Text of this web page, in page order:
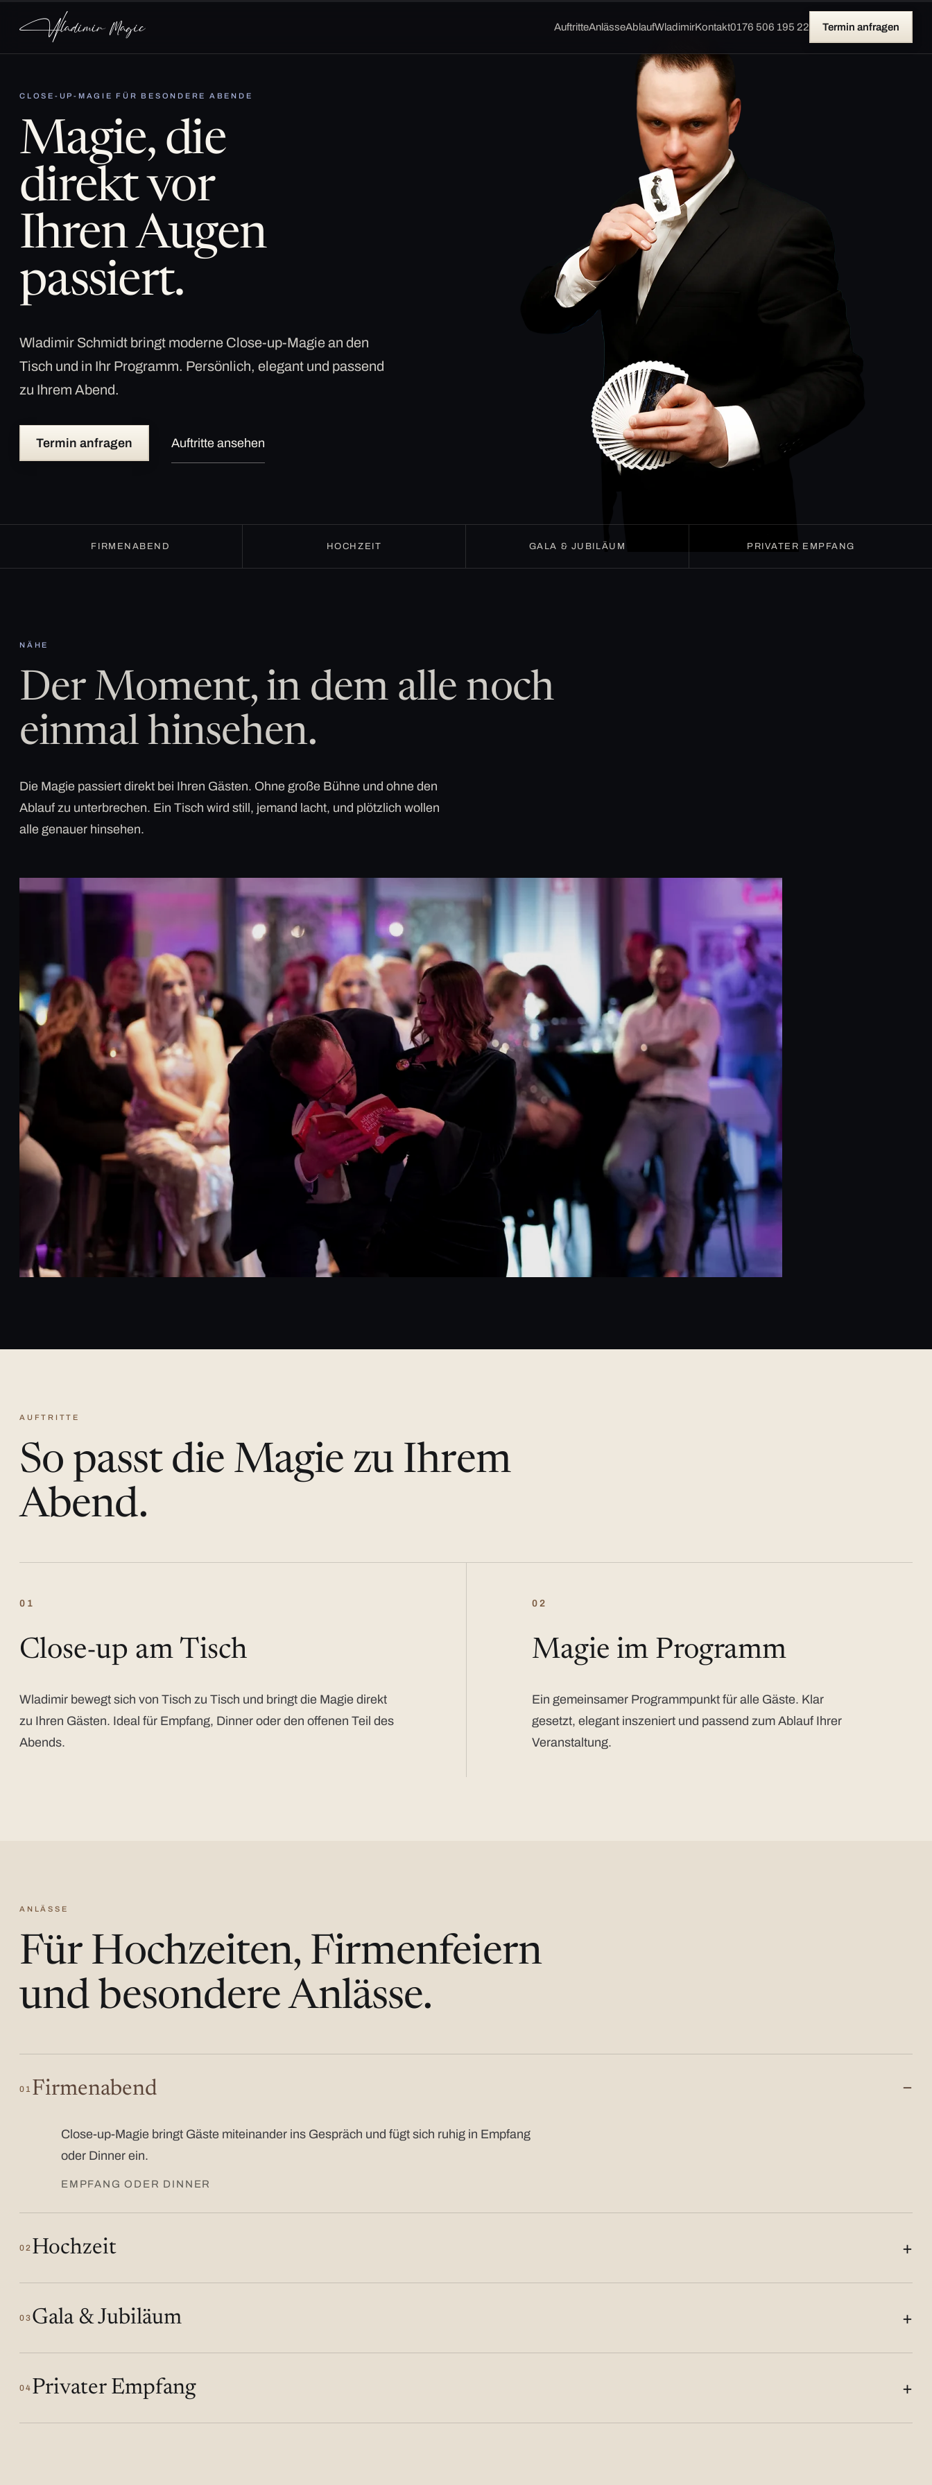
AuftritteAnlässeAblaufWladimirKontakt0176 506 195 22 Termin anfragen
CLOSE-UP-MAGIE FÜR BESONDERE ABENDE
Magie, die
direkt vor
Ihren Augen
passiert.
Wladimir Schmidt bringt moderne Close-up-Magie an den
Tisch und in Ihr Programm. Persönlich, elegant und passend
zu Ihrem Abend.
Termin anfragen Auftritte ansehen
FIRMENABEND HOCHZEIT GALA & JUBILÄUM PRIVATER EMPFANG
NÄHE
Der Moment, in dem alle noch
einmal hinsehen.
Die Magie passiert direkt bei Ihren Gästen. Ohne große Bühne und ohne den
Ablauf zu unterbrechen. Ein Tisch wird still, jemand lacht, und plötzlich wollen
alle genauer hinsehen.
AUFTRITTE
So passt die Magie zu Ihrem
Abend.
01
Close-up am Tisch
Wladimir bewegt sich von Tisch zu Tisch und bringt die Magie direkt
zu Ihren Gästen. Ideal für Empfang, Dinner oder den offenen Teil des
Abends.
02
Magie im Programm
Ein gemeinsamer Programmpunkt für alle Gäste. Klar
gesetzt, elegant inszeniert und passend zum Ablauf Ihrer
Veranstaltung.
ANLÄSSE
Für Hochzeiten, Firmenfeiern
und besondere Anlässe.
01 Firmenabend
Close-up-Magie bringt Gäste miteinander ins Gespräch und fügt sich ruhig in Empfang
oder Dinner ein.
EMPFANG ODER DINNER
02 Hochzeit
03 Gala & Jubiläum
04 Privater Empfang